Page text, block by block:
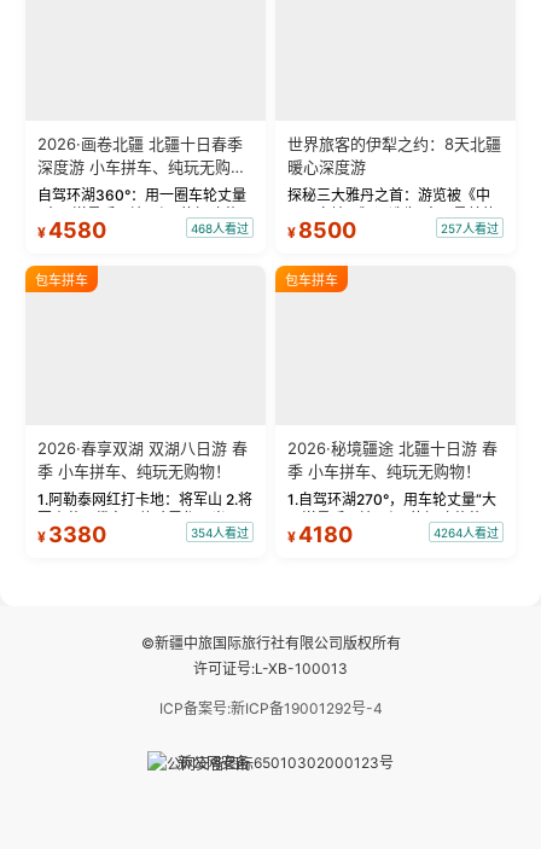
2026·画卷北疆 北疆十日春季
深度游 小车拼车、纯玩无购
物！
自驾环湖360°：用一圈车轮丈量
“大西洋最后一滴眼泪”的极致蔚
蓝。 赛湖旅拍：甄选多款风格服
绝美瞬间。 赛湖坦克300跟车视
频：专业摄影师...
¥4580 468人看过
世界旅客的伊犁之约：8天北疆
暖心深度游
探秘三大雅丹之首：游览被《中
国国家地理》评选为“中国最美的
三大雅丹”第一名的克拉玛依魔鬼
瓦人最大村落——禾木村，欣赏
晨雾与小木...
¥ 8500 257人看过
包车拼车
2026·春享双湖 双湖八日游 春
季 小车拼车、纯玩无购物！
1.阿勒泰网红打卡地：将军山 2.将
军山落日缆车，体验雪都风光 3.
将军山，夕阳派对，蹦迪party 4.
¥ 3380 354人看过
包车拼车
2026·秘境疆途 北疆十日游 春
季 小车拼车、纯玩无购物！
1.自驾环湖270°，用车轮丈量“大
西洋最后一滴眼泪”的极致蔚蓝，
让雪山、花海与深邃湖水在转弯
¥4180 4264人看过
©新疆中旅国际旅行社有限公司版权所有
许可证号:L-XB-100013
ICP备案号:新ICP备19001292号-4
新公网安备 65010302000123号